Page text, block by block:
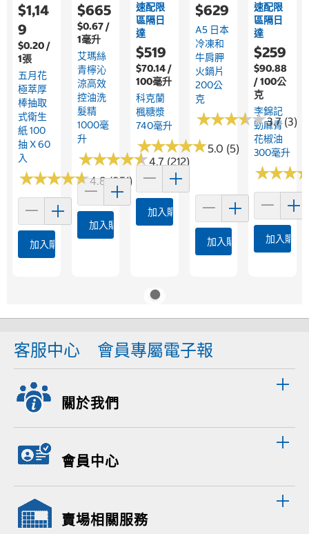
$1,14
9
$0.20 /
1張
五月花
極萃厚
棒抽取
式衛生
紙 100
抽 X 60
入
★★★★★
★★★★★4.8 (951)
加入購物車
$665
$0.67 /
1毫升
艾瑪絲
青檸沁
涼高效
控油洗
髮精
1000毫
升
★★★★★
★★★★★4.7 (212)
加入購物車
速配限
區隔日
達
$519
$70.14 /
100毫升
科克蘭
楓糖漿
740毫升
★★★★★
★★★★★5.0 (5)
加入購物車
$629
A5 日本
冷凍和
牛肩胛
火鍋片
200公
克
★★★★★
★★★★★3.7 (3)
加入購物車
速配限
區隔日
達
$259
$90.88
/ 100公
克
李錦記
勁麻青
花椒油
300毫升
★★★
★★★
加入購物
客服中心 會員專屬電子報
關於我們
會員中心
賣場相關服務